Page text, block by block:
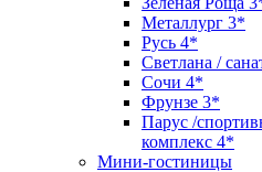
Металлург 3*
Русь 4*
Светлана /
Сочи 4*
Фрунзе 3*
Парус /
комплекс 4*
Мини-гостиницы